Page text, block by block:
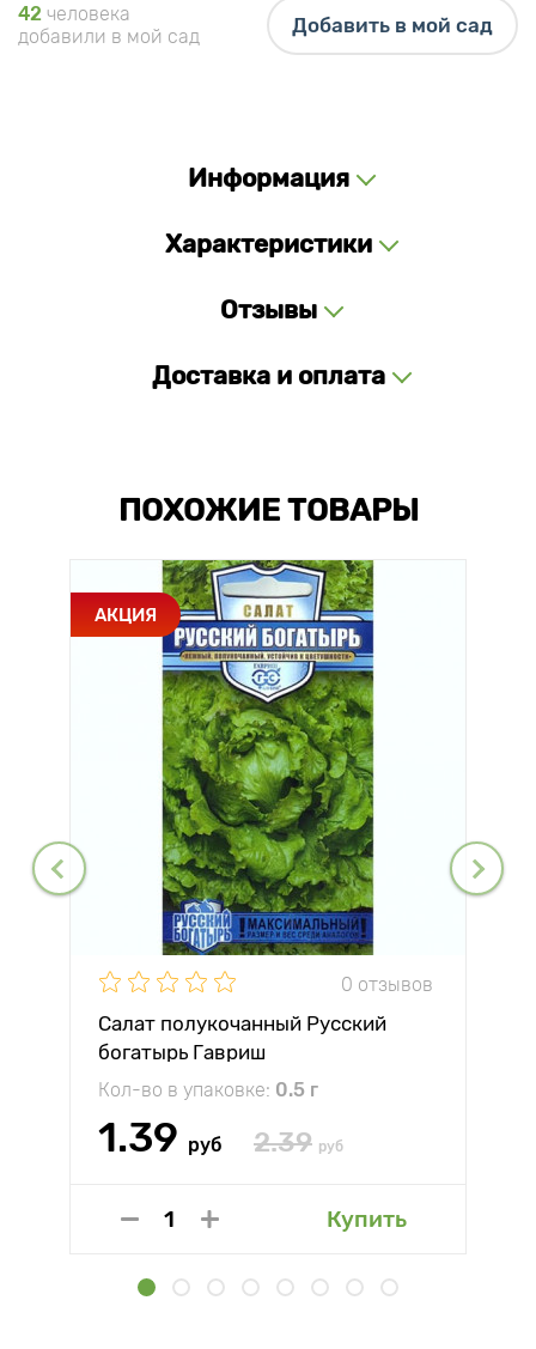
42 человека
добавили в мой сад
Добавить в мой сад
Информация
Характеристики
Отзывы
Доставка и оплата
ПОХОЖИЕ ТОВАРЫ
АКЦИЯ
0 отзывов
Салат полукочанный Русский
богатырь Гавриш
Кол-во в упаковке: 0.5 г
1.39 руб 2.39 руб
Купить